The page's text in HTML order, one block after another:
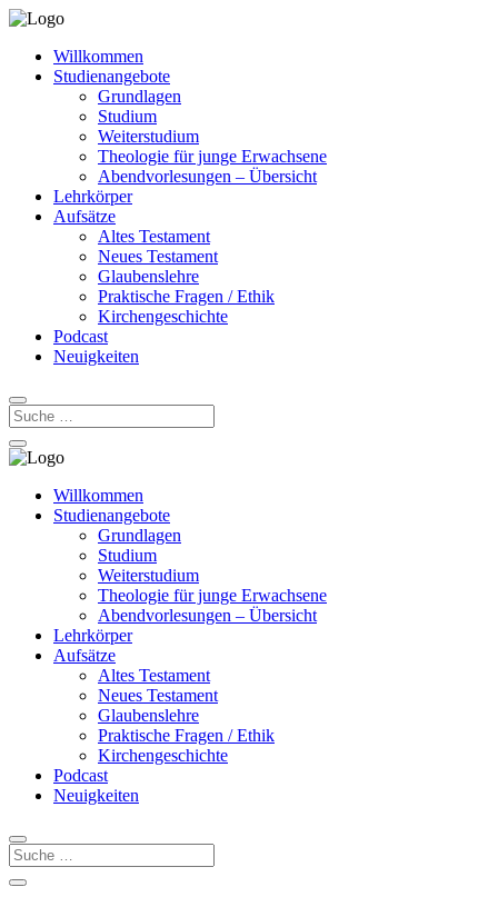
Willkommen
Studienangebote
Grundlagen
Studium
Weiterstudium
Theologie für junge Erwachsene
Abendvorlesungen – Übersicht
Lehrkörper
Aufsätze
Altes Testament
Neues Testament
Glaubenslehre
Praktische Fragen / Ethik
Kirchengeschichte
Podcast
Neuigkeiten
Willkommen
Studienangebote
Grundlagen
Studium
Weiterstudium
Theologie für junge Erwachsene
Abendvorlesungen – Übersicht
Lehrkörper
Aufsätze
Altes Testament
Neues Testament
Glaubenslehre
Praktische Fragen / Ethik
Kirchengeschichte
Podcast
Neuigkeiten